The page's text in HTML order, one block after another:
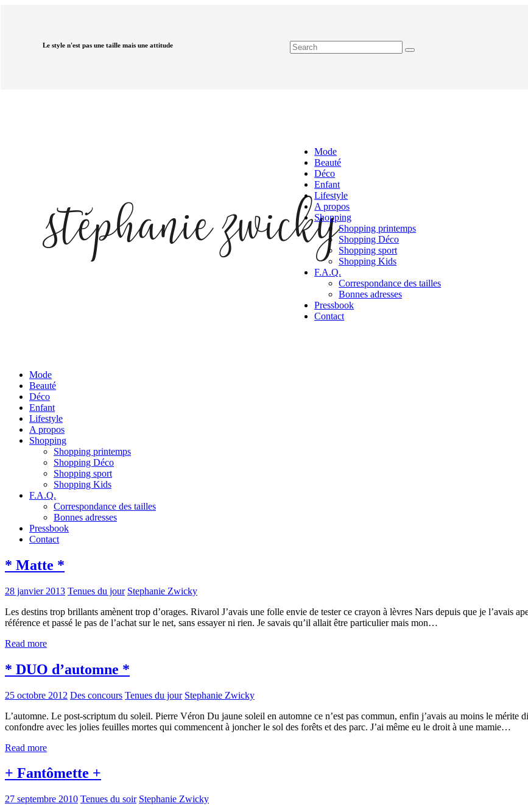
Le style n'est pas une taille mais une attitude
Mode
Beauté
Déco
Enfant
Lifestyle
A propos
Shopping
Shopping printemps
Shopping Déco
Shopping sport
Shopping Kids
F.A.Q.
Correspondance des tailles
Bonnes adresses
Pressbook
Contact
Mode
Beauté
Déco
Enfant
Lifestyle
A propos
Shopping
Shopping printemps
Shopping Déco
Shopping sport
Shopping Kids
F.A.Q.
Correspondance des tailles
Bonnes adresses
Pressbook
Contact
* Matte *
28 janvier 2013 Tenues du jour Stephanie Zwicky
Les destins trop brillants amènent trop d’orages. Rivarol J’avais une folle envie de tester ce crayon à lèvres Nars depuis que je l’avais
référence et passé le pas de l’achat sur le net, sans essayer ni rien. Je savais qu’il allait être particulier mais mon…
Read more
* DUO d’automne *
25 octobre 2012 Des concours Tenues du jour Stephanie Zwicky
L’automne. Le post-scriptum du soleil. Pierre Véron Du jaune soleil en automne ce n’est pas commun, enfin j’avais au moins le mérite
confondre avec les jolies feuilles mortes qui commencent à joncher le sol des forêts et des parc. J’ai même eu le droit à une mamie…
Read more
+ Fantômette +
27 septembre 2010 Tenues du soir Stephanie Zwicky